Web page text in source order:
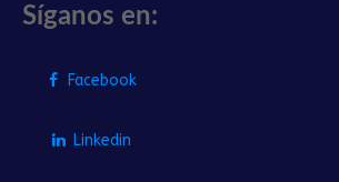
Síganos en:
Facebook
Linkedin